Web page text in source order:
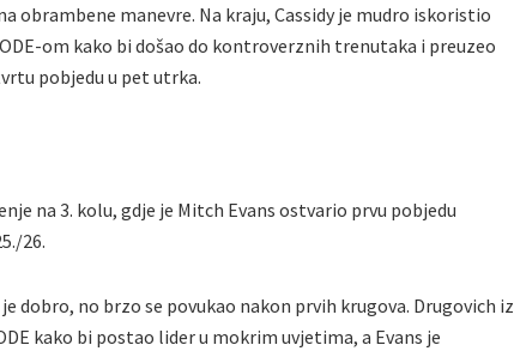
obrambene manevre. Na kraju, Cassidy je mudro iskoristio
om kako bi došao do kontroverznih trenutaka i preuzeo
pobjedu u pet utrka.
na 3. kolu, gdje je Mitch Evans ostvario prvu pobjedu
26.
dobro, no brzo se povukao nakon prvih krugova. Drugovich iz
kako bi postao lider u mokrim uvjetima, a Evans je